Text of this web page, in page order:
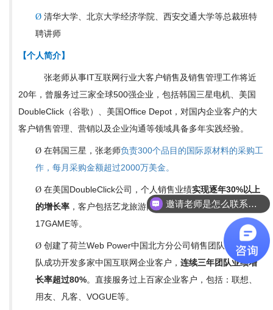
Ø 清华大学、北京大学经济学院、西安交通大学等总裁班特
聘讲师
【个人简介】
张老师从事IT互联网行业大客户销售及销售管理工作将近
20年，曾服务过三家全球500强企业，包括韩国三星电机、美国
DoubleClick（谷歌）、美国Office Depot，对国内企业客户的大
客户销售管理、营销以及企业沟通等领域具备多年实践经验。
Ø 在韩国三星，张老师负责300个品目的国际原材料的采购工
作，每月采购金额超过2000万美金。
Ø 在美国DoubleClick公司，个人销售业绩实现逐年30%以上
的增长率 ，客户包括艺龙旅游网、中国经济网、BEA、
17GAME等。
Ø 创建了荷兰Web Power中国北方分公司销售团队，领导团
队成功开发多家中国互联网企业客户， 连续三年团队业绩增
长率超过80%。直接服务过上百家企业客户，包括：联想、
用友、凡客、VOGUE等。
邀请老师是怎么联系呢？